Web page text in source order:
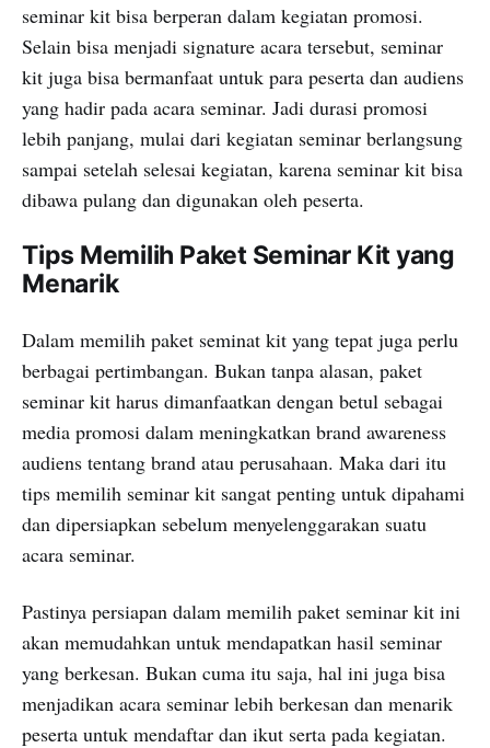
seminar kit bisa berperan dalam kegiatan promosi.
Selain bisa menjadi signature acara tersebut, seminar
kit juga bisa bermanfaat untuk para peserta dan audiens
yang hadir pada acara seminar. Jadi durasi promosi
lebih panjang, mulai dari kegiatan seminar berlangsung
sampai setelah selesai kegiatan, karena seminar kit bisa
dibawa pulang dan digunakan oleh peserta.
Tips Memilih Paket Seminar Kit yang
Menarik
Dalam memilih paket seminat kit yang tepat juga perlu
berbagai pertimbangan. Bukan tanpa alasan, paket
seminar kit harus dimanfaatkan dengan betul sebagai
media promosi dalam meningkatkan brand awareness
audiens tentang brand atau perusahaan. Maka dari itu
tips memilih seminar kit sangat penting untuk dipahami
dan dipersiapkan sebelum menyelenggarakan suatu
acara seminar.
Pastinya persiapan dalam memilih paket seminar kit ini
akan memudahkan untuk mendapatkan hasil seminar
yang berkesan. Bukan cuma itu saja, hal ini juga bisa
menjadikan acara seminar lebih berkesan dan menarik
peserta untuk mendaftar dan ikut serta pada kegiatan.